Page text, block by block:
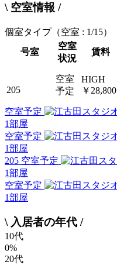
\ 空室情報 /
個室タイプ（空室 : 1/15）
号室
空室
状況
賃料
205
空室
予定
HIGH
￥28,800
空室予定
1部屋
空室予定
1部屋
205 空室予定
1部屋
空室予定
1部屋
\ 入居者の年代 /
10代
0%
20代